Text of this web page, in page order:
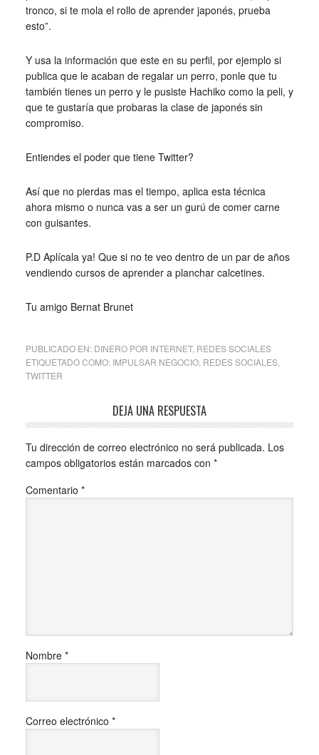
tronco, si te mola el rollo de aprender japonés, prueba
esto”.
Y usa la información que este en su perfil, por ejemplo si
publica que le acaban de regalar un perro, ponle que tu
también tienes un perro y le pusiste Hachiko como la peli, y
que te gustaría que probaras la clase de japonés sin
compromiso.
Entiendes el poder que tiene Twitter?
Así que no pierdas mas el tiempo, aplica esta técnica
ahora mismo o nunca vas a ser un gurú de comer carne
con guisantes.
P.D Aplícala ya! Que si no te veo dentro de un par de años
vendiendo cursos de aprender a planchar calcetines.
Tu amigo Bernat Brunet
PUBLICADO EN: DINERO POR INTERNET, REDES SOCIALES
ETIQUETADO COMO: IMPULSAR NEGOCIO, REDES SOCIALES,
TWITTER
DEJA UNA RESPUESTA
Tu dirección de correo electrónico no será publicada. Los
campos obligatorios están marcados con *
Comentario *
Nombre *
Correo electrónico *